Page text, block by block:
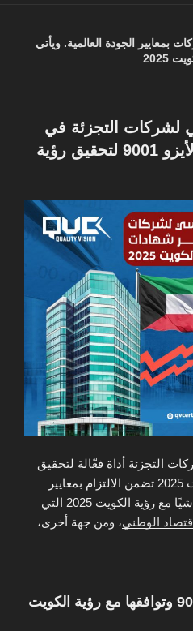
بمعايير الجودة العالمية. ويأتي
لشركات التجزئة في
الكويت عبر شهادات الأيزو 9001 لتحقيق رؤية
الأيزو 9001 لشركات التجزئة أداة فعّالة لتحقيق
هذا الهدف، لذلك، رؤية الكويت 2025 تضمن الالتزام بمعايير
الجودة العالمية. يأتي ذلك تماشيًا مع رؤية الكويت 2025 التي
الوطني، ومن جهة أخرى،
فهم دور شهادة الأيزو 9001 وتوافقها مع رؤية الكويت